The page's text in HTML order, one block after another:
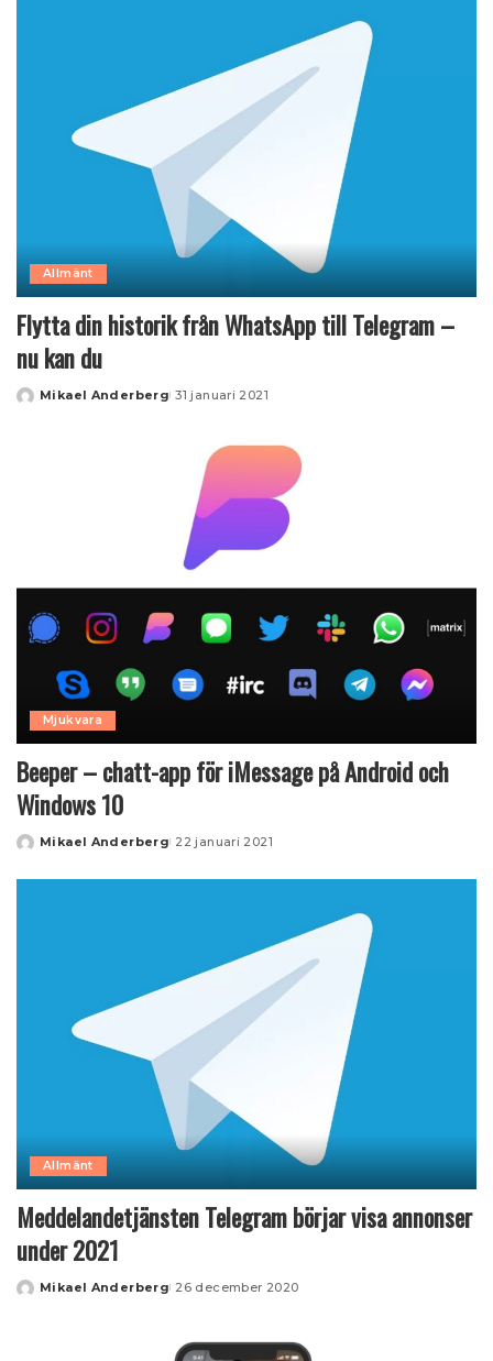
Allmänt
Flytta din historik från WhatsApp till Telegram –
nu kan du
Posted
Mikael Anderberg 31 januari 2021
Mjukvara
Beeper – chatt-app för iMessage på Android och
Windows 10
Posted
Mikael Anderberg 22 januari 2021
Allmänt
Meddelandetjänsten Telegram börjar visa annonser
under 2021
Posted
Mikael Anderberg 26 december 2020